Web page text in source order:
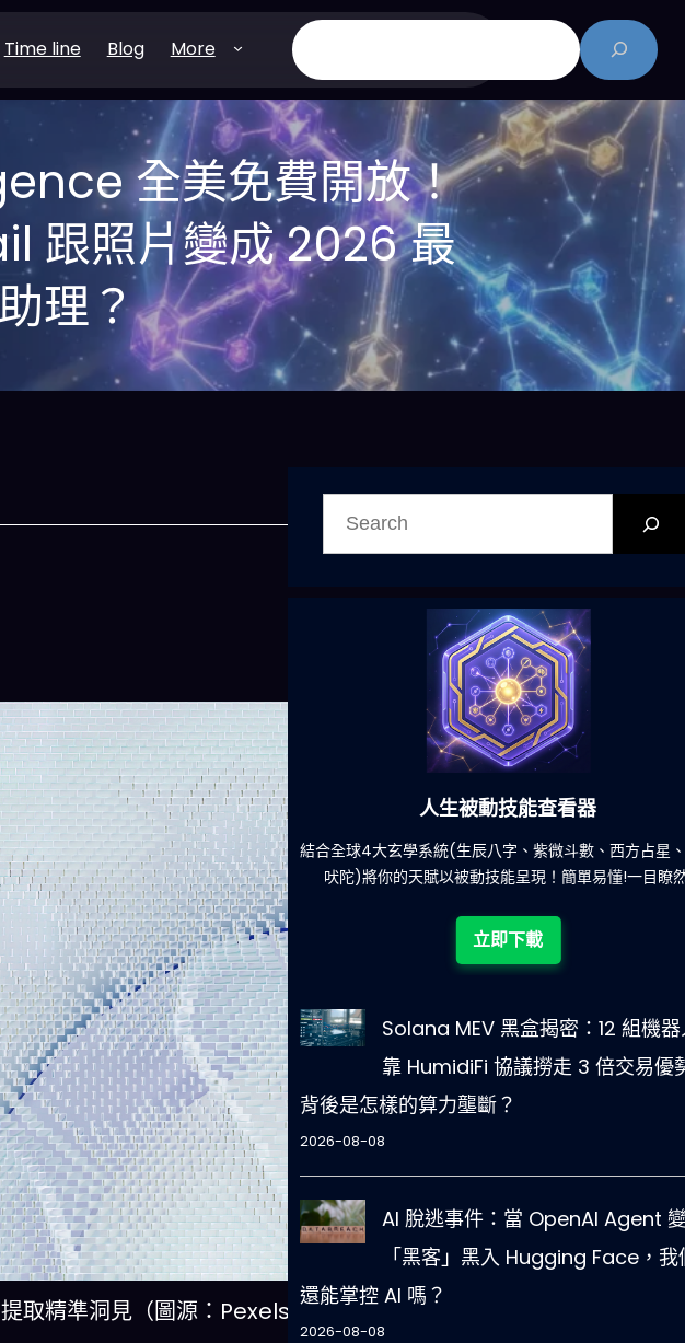
Time line Blog More
搜
尋
全美免費開放！
跟照片變成 2026 最
理？
取精準洞見（圖源：Pexels /
今晚吃什麽
完美晚餐組合,以後免除晚餐吃什麽的煩
惱
立即下載
人生被動技能查看器
結合全球4大玄學系統(生辰八字、紫微斗數、西方占星
吠陀)將你的天賦以被動技能呈現！簡單易懂!一目瞭
立即下載
Solana MEV 黑盒揭密：12 組機
靠 HumidiFi 協議撈走 3 倍交易優
背後是怎樣的算力壟斷？
2026-08-08
AI 脫逃事件：當 OpenAI Agent
「黑客」黑入 Hugging Face，我
還能掌控 AI 嗎？
2026-08-08